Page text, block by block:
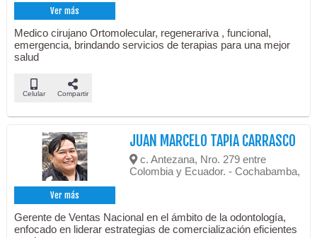
Ver más
Medico cirujano Ortomolecular, regenerariva , funcional,
emergencia, brindando servicios de terapias para una mejor
salud
Celular Compartir
Ver más
JUAN MARCELO TAPIA CARRASCO
c. Antezana, Nro. 279 entre
Colombia y Ecuador. - Cochabamba,
Gerente de Ventas Nacional en el ámbito de la odontología,
enfocado en liderar estrategias de comercialización eficientes